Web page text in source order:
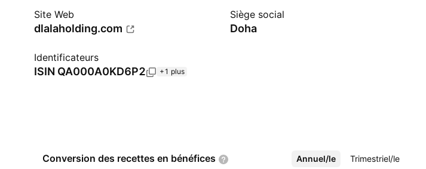
Site Web
dlalaholding.com
Siège social
Doha
Identificateurs
ISIN QA000A0KD6P2 +1 plus
Conversion des recettes en bénéfices Annuel/le Trimestriel/le
Plus